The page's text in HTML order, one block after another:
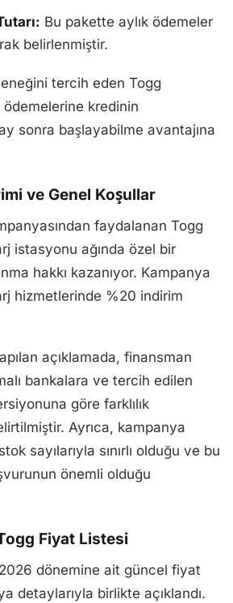
Bu pakette aylık ödemeler
belirlenmiştir.
tercih eden Togg
ödemelerine kredinin
sonra başlayabilme avantajına
ve Genel Koşullar
faydalanan Togg
istasyonu ağında özel bir
hakkı kazanıyor. Kampanya
hizmetlerinde %20 indirim
açıklamada, finansman
bankalara ve tercih edilen
göre farklılık
Ayrıca, kampanya
sayılarıyla sınırlı olduğu ve bu
önemli olduğu
Fiyat Listesi
dönemine ait güncel fiyat
detaylarıyla birlikte açıklandı.